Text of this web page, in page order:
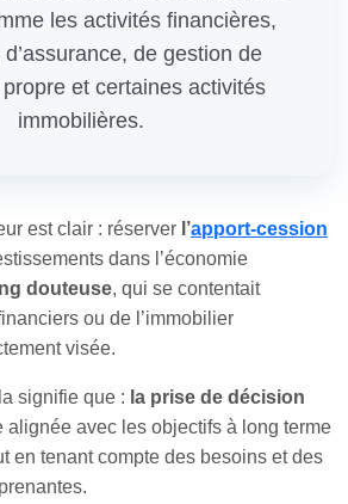
les activités financières,
de gestion de
et certaines activités
immobilières.
est clair : réserver l’apport‑cession
dans l’économie
douteuse, qui se contentait
ou de l’immobilier
visée.
signifie que : la prise de décision
alignée avec les objectifs à long terme
en tenant compte des besoins et des